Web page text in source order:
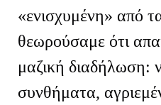
«ενισχυμένη» από
θεωρούσαμε ότι
μαζική διαδήλωση:
συνθήματα,